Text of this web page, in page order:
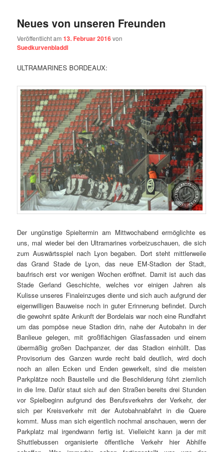
Der ungünstige Spieltermin am Mittwochabend ermöglichte es
uns, mal wieder bei den Ultramarines vorbeizuschauen, die sich
zum Auswärtsspiel nach Lyon begaben. Dort steht mittlerweile
das Grand Stade de Lyon, das neue EM-Stadion der Stadt,
baufrisch erst vor wenigen Wochen eröffnet. Damit ist auch das
Stade Gerland Geschichte, welches vor einigen Jahren als
Kulisse unseres Finaleinzuges diente und sich auch aufgrund der
eigenwilligen Bauweise noch in guter Erinnerung befindet. Durch
die gewohnt späte Ankunft der Bordelais war noch eine Rundfahrt
um das pompöse neue Stadion drin, nahe der Autobahn in der
Banlieue gelegen, mit großflächigen Glasfassaden und einem
Provisorium des Ganzen wurde recht bald deutlich, wird doch
noch an allen Ecken und Enden gewerkelt, sind die meisten
Parkplätze noch Baustelle und die Beschilderung führt ziemlich
in die Irre. Dafür staut sich auf den Straßen bereits drei Stunden
vor Spielbeginn aufgrund des Berufsverkehrs der Verkehr, der
sich per Kreisverkehr mit der Autobahnabfahrt in die Quere
kommt. Muss man sich eigentlich nochmal anschauen, wenn der
Parkplatz mal irgendwann fertig ist. Vielleicht kann ja der mit
Shuttlebussen organisierte öffentliche Verkehr hier Abhilfe
schaffen. Was immerhin schon fertiggestellt war, war der
Gästeparkplatz. Als lustige Schikane hat sich allerdings die
örtliche Polizei ausgedacht, diesen nur gemeinsam befahren zu
lassen. Alle bereits anwesenden Autofahrer aus Bordeaux
mussten also auf dem Seitenstreifen der Zufahrtsstraße auf die
beiden Busse warten, die selbstredend erst kurz nach Anpfiff
eintrudelten. Nachdem die kaum 100 Meter bis zum Parkplatz
bewältigt waren, ließen die Bullen die Busbesatzungen nur in
überschaubaren 10-er Gruppen aussteigen, für die zuvor stets
nur eine einzelne Person Tickets besorgen durfte, da ohne Ticket
der Bus erst gar nicht verlassen werden durfte. Da wurde
schonmal fleißig das Sicherheitskonzept für die EM geprobt. Als